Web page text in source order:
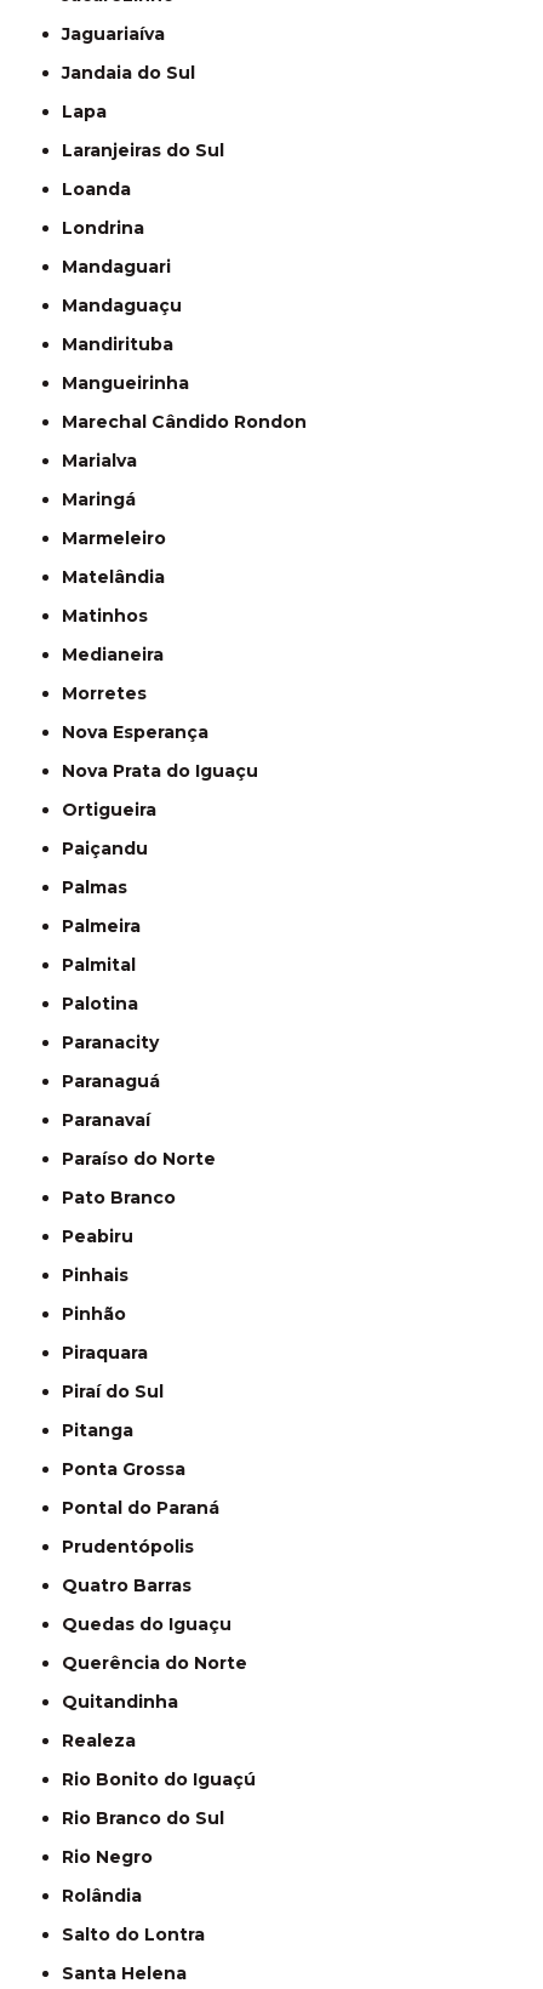
Jaguariaíva
Jandaia do Sul
Lapa
Laranjeiras do Sul
Loanda
Londrina
Mandaguari
Mandaguaçu
Mandirituba
Mangueirinha
Marechal Cândido Rondon
Marialva
Maringá
Marmeleiro
Matelândia
Matinhos
Medianeira
Morretes
Nova Esperança
Nova Prata do Iguaçu
Ortigueira
Paiçandu
Palmas
Palmeira
Palmital
Palotina
Paranacity
Paranaguá
Paranavaí
Paraíso do Norte
Pato Branco
Peabiru
Pinhais
Pinhão
Piraquara
Piraí do Sul
Pitanga
Ponta Grossa
Pontal do Paraná
Prudentópolis
Quatro Barras
Quedas do Iguaçu
Querência do Norte
Quitandinha
Realeza
Rio Bonito do Iguaçú
Rio Branco do Sul
Rio Negro
Rolândia
Salto do Lontra
Santa Helena